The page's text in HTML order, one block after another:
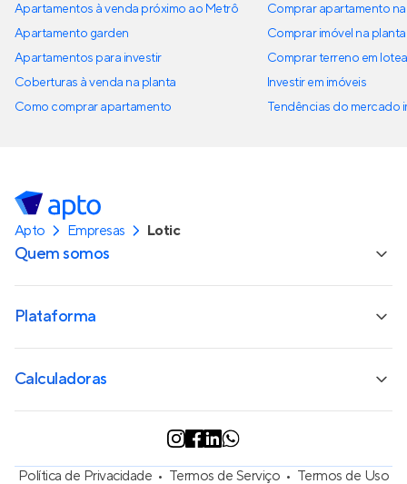
Apartamentos à venda próximo ao Metrô
Apartamento garden
Apartamentos para investir
Coberturas à venda na planta
Como comprar apartamento
Comprar apartamento
Comprar imóvel na planta
Comprar terreno em
Investir em imóveis
Tendências do mercado
Apto Empresas Lotic
Quem somos
Plataforma
Calculadoras
Política de Privacidade Termos de Serviço Termos de Uso